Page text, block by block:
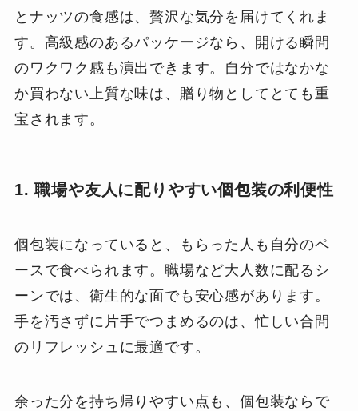
とナッツの食感は、贅沢な気分を届けてくれま
す。高級感のあるパッケージなら、開ける瞬間
のワクワク感も演出できます。自分ではなかな
か買わない上質な味は、贈り物としてとても重
宝されます。
1. 職場や友人に配りやすい個包装の利便性
個包装になっていると、もらった人も自分のペ
ースで食べられます。職場など大人数に配るシ
ーンでは、衛生的な面でも安心感があります。
手を汚さずに片手でつまめるのは、忙しい合間
のリフレッシュに最適です。
余った分を持ち帰りやすい点も、個包装ならで